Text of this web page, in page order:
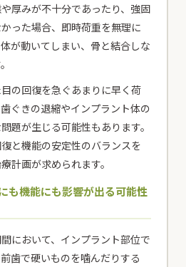
厚みが不十分であったり、強固
った場合、即時荷重を無理に
が動いてしまい、骨と結合しな
の回復を急ぐあまりに早く荷
ぐきの退縮やインプラント体の
題が生じる可能性もあります。
と機能の安定性のバランスを
計画が求められます。
も機能にも影響が出る可能性
において、インプラント部位で
歯で硬いものを噛んだりする